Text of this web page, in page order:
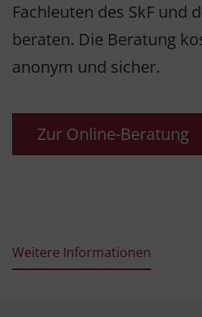
Fachleuten des SkF und
beraten. Die Beratung
anonym und sicher.
Zur Online-Beratung
Weitere Informationen